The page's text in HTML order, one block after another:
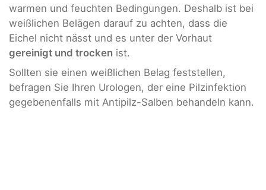
warmen und feuchten Bedingungen. Deshalb ist bei
weißlichen Belägen darauf zu achten, dass die
Eichel nicht nässt und es unter der Vorhaut
gereinigt und trocken ist.
Sollten sie einen weißlichen Belag feststellen,
befragen Sie Ihren Urologen, der eine Pilzinfektion
gegebenenfalls mit Antipilz-Salben behandeln kann.